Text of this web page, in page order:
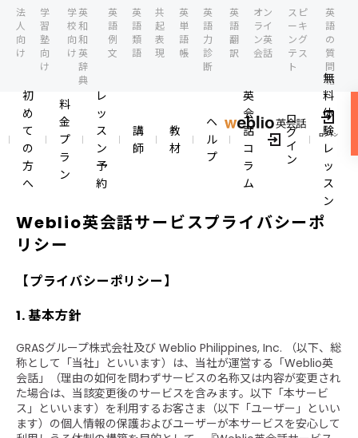
法
人
向
け
学
習
塾
向
け
学
校
向
け
英
和
和
英
辞
典
英
語
例
文
英
語
類
語
共
起
表
現
英
単
語
帳
英
語
力
診
断
英
語
翻
訳
オン
ライ
ン英
会話
スピ
ーキ
ング
テス
ト
英
語
の
質
問
箱
初
め
て
の
方
へ
料
金
プ
ラ
ン
レ
ッ
ス
ン
予
約
講
師
教
材
ヘ
ル
プ
英
会
話
コ
ラ
ム
ロ
グ
イ
ン
無
料
体
験
レ
ッ
ス
ン
ログイン
Weblio英会話サービスプライバシーポ
リシー
【プライバシーポリシー】
1. 基本方針
GRASグループ株式会社及び Weblio Philippines, Inc. （以下、総
称として「当社」といいます）は、当社が運営する「Weblio英
会話」（理由の如何を問わずサービスの名称又は内容が変更され
た場合は、当該変更後のサービスを含みます。以下「本サービ
ス」といいます）を利用するお客さま（以下「ユーザー」といい
ます）の個人情報の保護およびユーザーが本サービスを安心して